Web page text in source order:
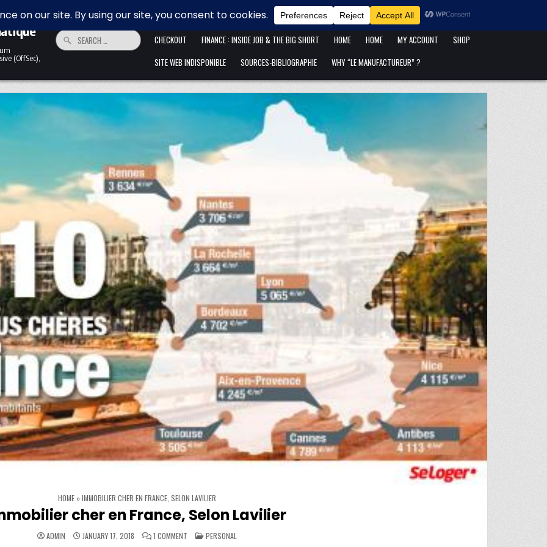
la
(OffSec),
Search for:
HOME ALLER ANFANG IST SCHWER. ANFANG IST ANFANG ! BLOG CART
CATÉGORIES DE PUBLICATIONS
CHECKOUT
FINANCE : INSIDE JOB & THE BIG SHORT HOME HOME MY ACCOUNT
SHOP
SITE WEB INDISPONIBLE
SOURCES-BIBLIOGRAPHIE WHY “LE MANUFACTUREUR” ?
HOME»IMMOBILIER CHER EN FRANCE, SELON LAVILIER
cher en France, Selon Lavilier
ADMIN JANUARY 17, 2018 1 COMMENTON IMMOBILIER CHER EN FRANCE, SELON LAVILIER
POSTED IN
PERSONAL